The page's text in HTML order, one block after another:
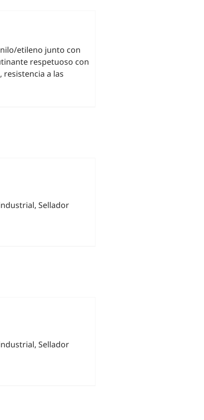
etileno junto con
respetuoso con
a las
Sellador
Sellador